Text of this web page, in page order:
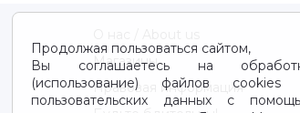
Продолжая пользоваться сайтом,
Вы соглашаетесь на
(использование) файлов cookies
пользовательских данных с
Магазины
Правовая информация